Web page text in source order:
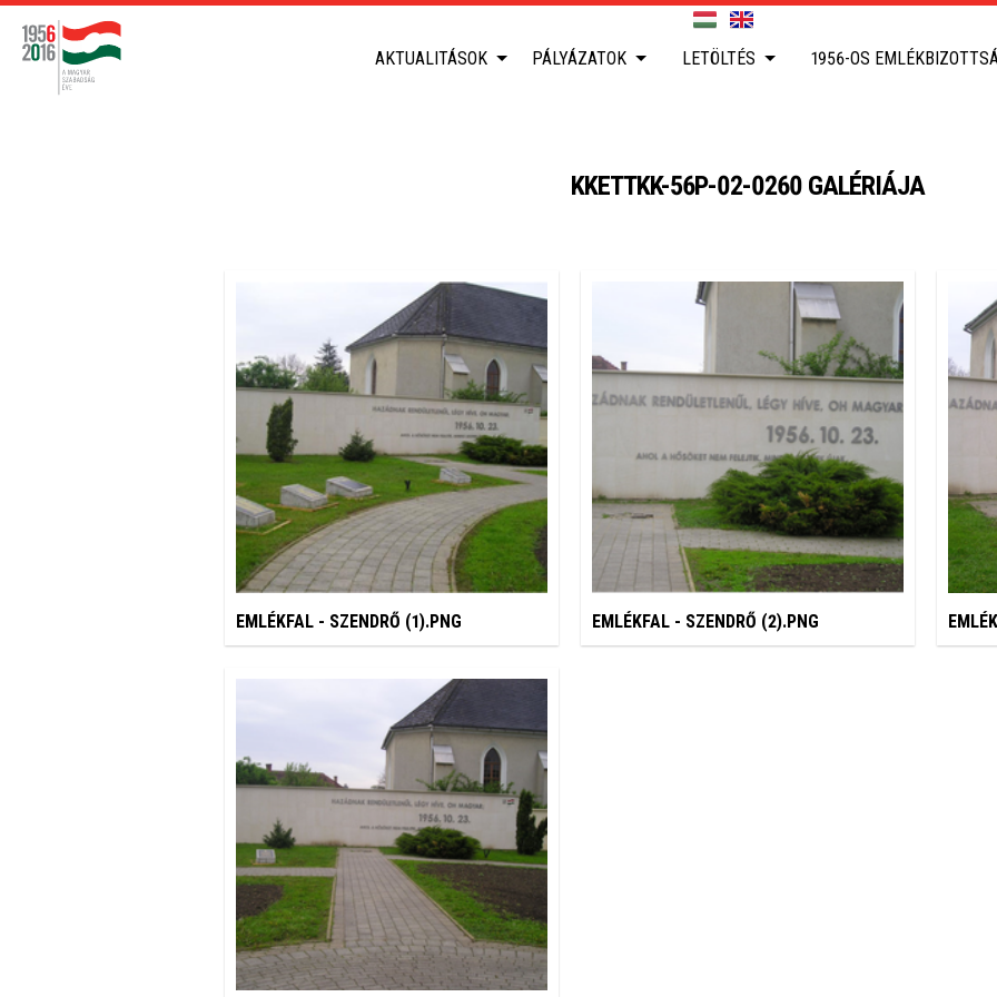
AKTUALITÁSOK PÁLYÁZATOK LETÖLTÉS 1956-OS
KKETTKK-56P-02-0260 GALÉRIÁJA
EMLÉKFAL - SZENDRŐ (1).PNG EMLÉKFAL - SZENDRŐ (2).PNG